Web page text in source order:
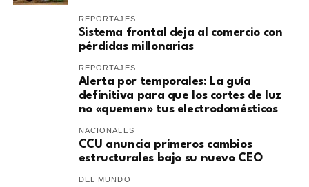
REPORTAJES
Sistema frontal deja al comercio con
pérdidas millonarias
REPORTAJES
Alerta por temporales: La guía
definitiva para que los cortes de luz
no «quemen» tus electrodomésticos
NACIONALES
CCU anuncia primeros cambios
estructurales bajo su nuevo CEO
DEL MUNDO